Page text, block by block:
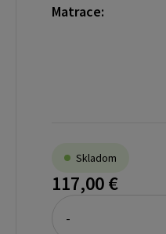
Matrace:
Skladom
117,00 €
-